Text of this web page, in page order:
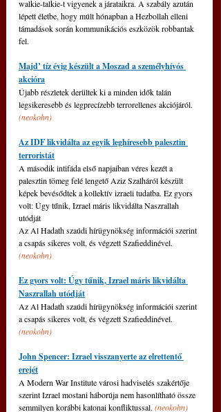
walkie-talkie-t vigyenek a járataikra. A szabály azután
lépett életbe, hogy múlt hónapban a Hezbollah elleni
támadások során kommunikációs eszközök robbantak
fel.
Majd’ tíz évig készült a Moszad a személyhívós
akcióra
Újabb részletek derültek ki a minden idők talán
legsikeresebb és legprecízebb terrorellenes akciójáról.
(neokohn)
Az IDF likvidálta az egyik leghíresebb palesztin
terroristát
A második intifáda első napjaiban véres kezét a
palesztin tömeg felé lengető Aziz Szalháról készült
képek bevésődtek a kollektív izraeli tudatba. Ez gyors
volt: Úgy tűnik, Izrael máris likvidálta Naszrallah
utódját
Az Al Hadath szaúdi hírügynökség információi szerint
a csapás sikeres volt, és végzett Szafieddinével.
(neokohn)
Ez gyors volt: Úgy tűnik, Izrael máris likvidálta
Naszrallah utódját
Az Al Hadath szaúdi hírügynökség információi szerint
a csapás sikeres volt, és végzett Szafieddinével.
(neokohn)
John Spencer: Izrael visszanyerte az elrettentő
erejét
A Modern War Institute városi hadviselés szakértője
szerint Izrael mostani háborúja nem hasonlítható össze
semmilyen korábbi katonai konfliktussal. (neokohn)